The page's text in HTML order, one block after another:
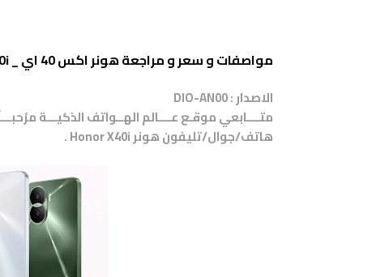
مواصفات و سعر و مراجعة هونر اكس 40 اي _ Honor X40i
الاصدار :DIO-AN00
متــــابعي موقـع عــــالم الهــواتف الذكيـــة
هاتف/جوال/تليفونهونرHonor X40i
.